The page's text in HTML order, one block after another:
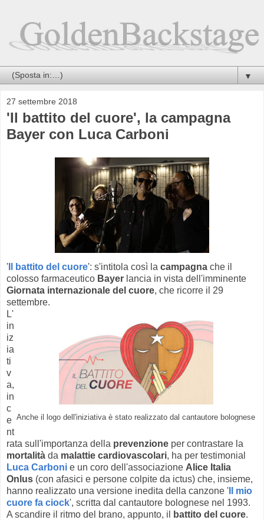
▼
27 settembre 2018
'Il battito del cuore', la campagna
Bayer con Luca Carboni
' Il battito del cuore': s'intitola così la campagna che il
colosso farmaceutico Bayer lancia in vista dell'imminente
Giornata internazionale del cuore, che ricorre il 29
settembre.
Anche il logo dell'iniziativa è stato realizzato dal cantautore bolognese
L'
in
iz
ia
ti
v
a,
in
c
e
nt
rata sull'importanza della prevenzione per contrastare la
mortalità da malattie cardiovascolari, ha per testimonial
Luca Carboni e un coro dell'associazione Alice Italia
Onlus (con afasici e persone colpite da ictus) che, insieme,
hanno realizzato una versione inedita della canzone ' Il mio
cuore fa ciock', scritta dal cantautore bolognese nel 1993.
A scandire il ritmo del brano, appunto, il
battito del cuore.